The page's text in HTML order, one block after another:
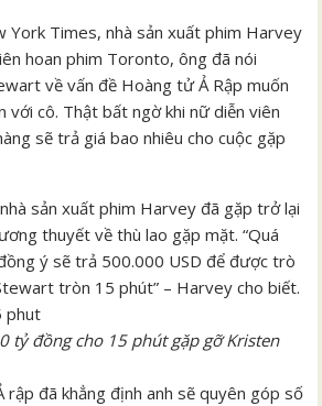
Times, nhà sản xuất phim Harvey
hoan phim Toronto, ông đã nói
về vấn đề Hoàng tử Ả Rập muốn
với cô. Thật bất ngờ khi nữ diễn viên
sẽ trả giá bao nhiêu cho cuộc gặp
sản xuất phim Harvey đã gặp trở lại
thuyết về thù lao gặp mặt. “Quá
ý sẽ trả 500.000 USD để được trò
tròn 15 phút” – Harvey cho biết.
tỷ đồng cho 15 phút gặp gỡ Kristen
đã khẳng định anh sẽ quyên góp số